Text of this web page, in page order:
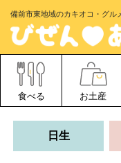
備前市東地域のカキオコ・グル
食べる お土産
日生